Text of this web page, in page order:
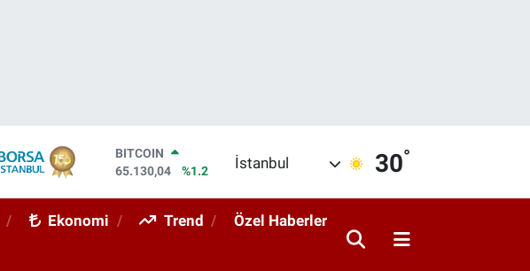
DOLAR
47,7106
%0.17
STERLİN
İstanbul 30°
Ekonomi Trend Özel Haberler